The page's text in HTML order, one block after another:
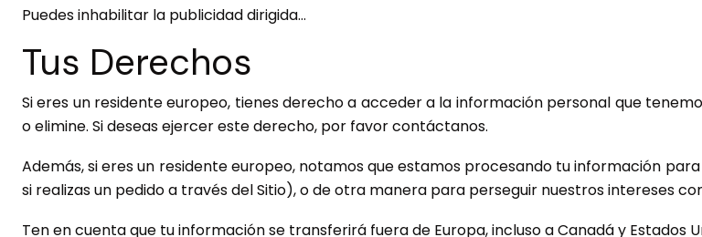
Puedes inhabilitar la publicidad dirigida…
Tus Derechos
Si eres un residente europeo, tienes derecho a acceder a la información personal que
o elimine. Si deseas ejercer este derecho, por favor contáctanos.
Además, si eres un residente europeo, notamos que estamos procesando tu información
si realizas un pedido a través del Sitio), o de otra manera para perseguir nuestros intereses
Ten en cuenta que tu información se transferirá fuera de Europa, incluso a Canadá y Estados